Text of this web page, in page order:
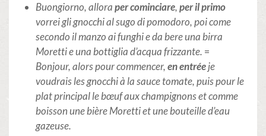
Buongiorno, alloraper cominciare,per il primo
vorrei gli gnocchi al sugo di pomodoro, poi come
secondo il manzo ai funghi e da bere una birra
Moretti e una bottiglia d’acqua frizzante. =
Bonjour, alors pour commencer,en entréeje
voudrais les gnocchi à la sauce tomate, puis pour le
plat principal le bœuf aux champignons et comme
boisson une bière Moretti et une bouteille d’eau
gazeuse.